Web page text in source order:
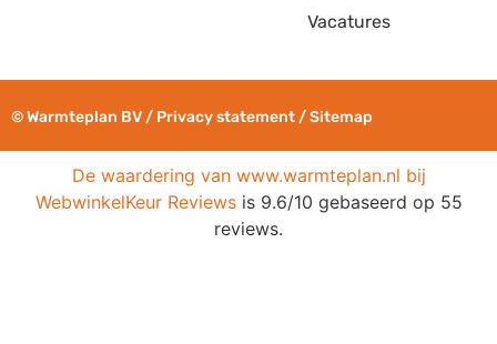
Vacatures
© Warmteplan BV​ / Privacy statement/Sitemap
De waardering van www.warmteplan.nl bij
WebwinkelKeur Reviewsis 9.6/10 gebaseerd op 55
reviews.